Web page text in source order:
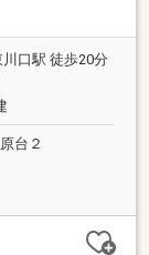
川口駅 徒歩20分
台２